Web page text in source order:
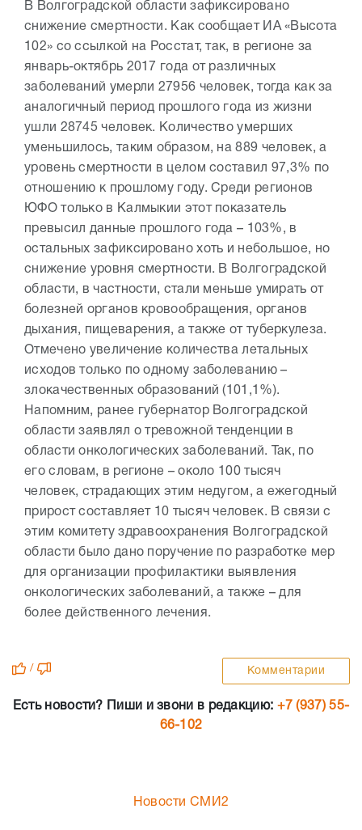
В Волгоградской области зафиксировано
снижение смертности. Как сообщает ИА «Высота
102» со ссылкой на Росстат, так, в регионе за
январь-октябрь 2017 года от различных
заболеваний умерли 27956 человек, тогда как за
аналогичный период прошлого года из жизни
ушли 28745 человек. Количество умерших
уменьшилось, таким образом, на 889 человек, а
уровень смертности в целом составил 97,3% по
отношению к прошлому году. Среди регионов
ЮФО только в Калмыкии этот показатель
превысил данные прошлого года – 103%, в
остальных зафиксировано хоть и небольшое, но
снижение уровня смертности. В Волгоградской
области, в частности, стали меньше умирать от
болезней органов кровообращения, органов
дыхания, пищеварения, а также от туберкулеза.
Отмечено увеличение количества летальных
исходов только по одному заболеванию –
злокачественных образований (101,1%).
Напомним, ранее губернатор Волгоградской
области заявлял о тревожной тенденции в
области онкологических заболеваний. Так, по
его словам, в регионе – около 100 тысяч
человек, страдающих этим недугом, а ежегодный
прирост составляет 10 тысяч человек. В связи с
этим комитету здравоохранения Волгоградской
области было дано поручение по разработке мер
для организации профилактики выявления
онкологических заболеваний, а также – для
более действенного лечения.
/ Комментарии
Есть новости? Пиши и звони в редакцию: +7 (937) 55-
66-102
Новости СМИ2